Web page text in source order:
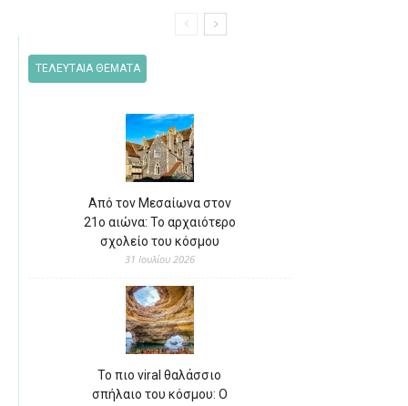
ΤΕΛΕΥΤΑΙΑ ΘΕΜΑΤΑ
Από τον Μεσαίωνα στον
21ο αιώνα: Το αρχαιότερο
σχολείο του κόσμου
31 Ιουλίου 2026
Το πιο viral θαλάσσιο
σπήλαιο του κόσμου: Ο